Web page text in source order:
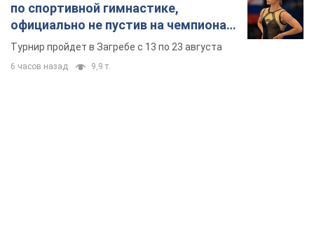
по спортивной гимнастике,
официально не пустив на чемпионат
Европы основных спортсменов
Турнир пройдет в Загребе с 13 по 23 августа
6 часов назад 9,9 т.